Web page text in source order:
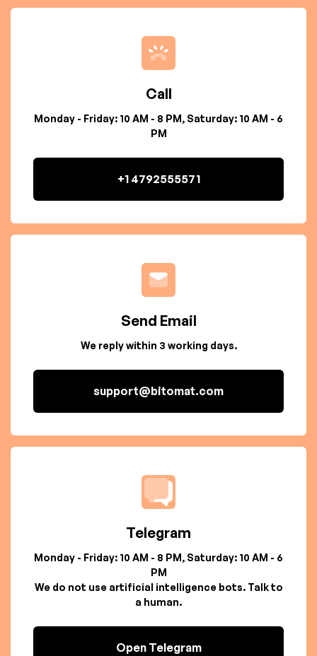
Call
Monday - Friday: 10 AM - 8 PM, Saturday: 10 AM - 6
PM
+1 4792555571
Send Email
We reply within 3 working days.
support@bitomat.com
Telegram
Monday - Friday: 10 AM - 8 PM, Saturday: 10 AM - 6
PM
We do not use artificial intelligence bots. Talk to
a human.
Open Telegram